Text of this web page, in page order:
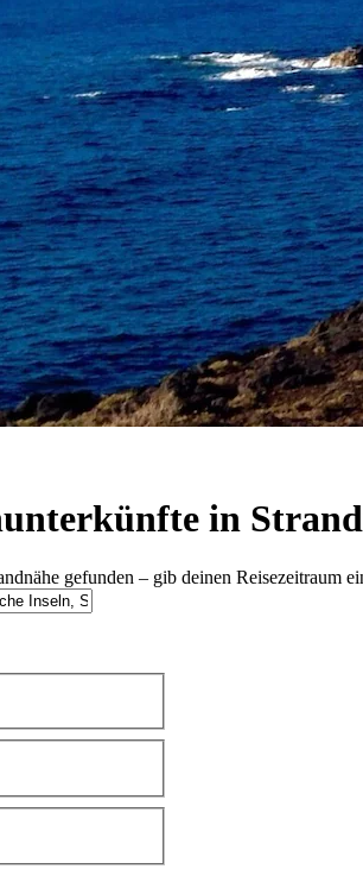
in
gefunden – gib deinen Reisezeitraum